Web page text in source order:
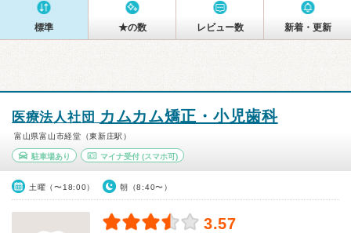
標準 ★の数 レビュー数 新着・更新
医療法人社団 カムカム矯正・小児歯科
富山県富山市経堂（東新庄駅）
駐車場あり マイナ受付(スマホ可)
土曜（〜18:00） 朝（8:40〜）
3.57